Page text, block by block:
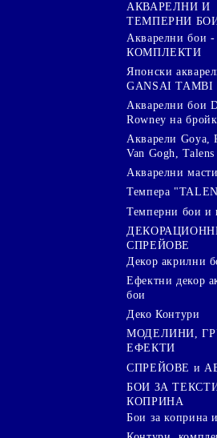
АКВАРЕЛНИ И
ТЕМПЕРНИ
Акварелни бои -
КОМПЛЕКТИ
Японски
GANSAI TAMBI
Акварелни бои
Rowney на
Акварели Goya,
Van Gogh,
Акварелни
Темпера
Темперни бои и
СПРЕЙОВЕ
Декор акрилни
Ефектни декор
бои
Деко Контури
МОДЕЛИНИ,
ЕФЕКТИ
СПРЕЙОВЕ и
БОИ ЗА
КОПРИНА
Бои за коприна